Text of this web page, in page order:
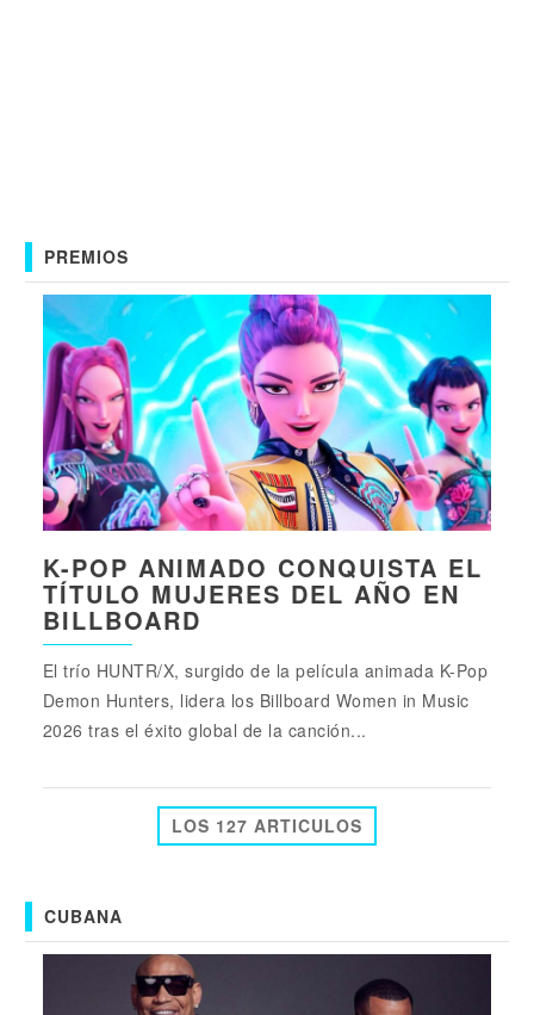
PREMIOS
K-POP ANIMADO CONQUISTA EL
TÍTULO MUJERES DEL AÑO EN
BILLBOARD
El trío HUNTR/X, surgido de la película animada K-Pop
Demon Hunters, lidera los Billboard Women in Music
2026 tras el éxito global de la canción...
LOS 127 ARTICULOS
CUBANA